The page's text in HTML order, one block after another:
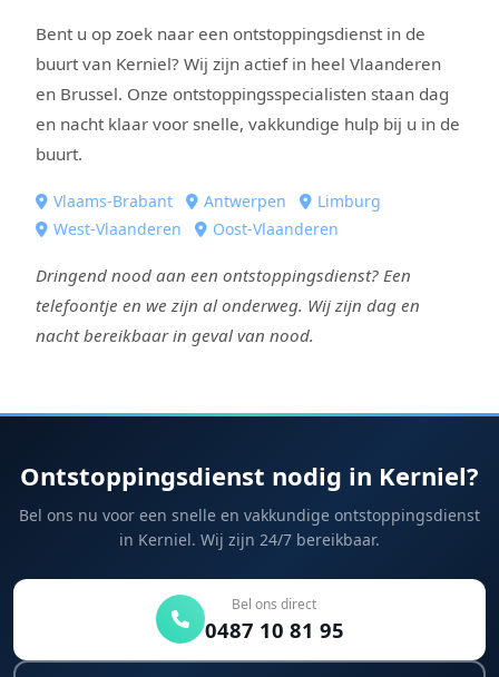
Bent u op zoek naar een ontstoppingsdienst in de
buurt van Kerniel? Wij zijn actief in heel Vlaanderen
en Brussel. Onze ontstoppingsspecialisten staan dag
en nacht klaar voor snelle, vakkundige hulp bij u in de
buurt.
Vlaams-Brabant Antwerpen
Limburg
West-Vlaanderen
Oost-Vlaanderen
Dringend nood aan een ontstoppingsdienst? Een
telefoontje en we zijn al onderweg. Wij zijn dag en
nacht bereikbaar in geval van nood.
Ontstoppingsdienst nodig in Kerniel?
Bel ons nu voor een snelle en vakkundige ontstoppingsdienst
in Kerniel. Wij zijn 24/7 bereikbaar.
Bel ons direct
0487 10 81 95